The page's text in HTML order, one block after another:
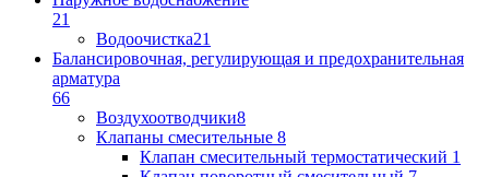
21
Водоочистка21
Балансировочная, регулирующая и предохранительная
арматура
66
Воздухоотводчики8
Клапаны cмесительные 8
Клапан cмесительный термостатический 1